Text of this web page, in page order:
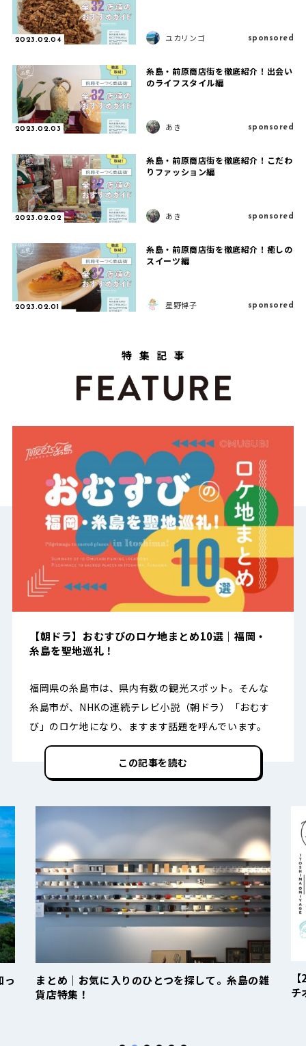
2023.02.04 ユカリンゴ sponsored
2023.02.03
糸島・前原商店街を徹底紹介！出会い
のライフスタイル編
あき sponsored
2023.02.02
糸島・前原商店街を徹底紹介！こだわ
りファッション編
あき sponsored
2023.02.01
糸島・前原商店街を徹底紹介！癒しの
スイーツ編
星野博子 sponsored
特集記事
【朝ドラ】おむすびのロケ地まとめ10選｜福岡・
糸島を聖地巡礼！
福岡県の糸島市は、県内有数の観光スポット。そんな
糸島市が、NHKの連続テレビ小説（朝ドラ）「おむす
び」のロケ地になり、ますます話題を呼んでいます。
この記事を読む
っ
まとめ｜お気に入りのひとつを探して。糸島の雑
貨店特集！
チ